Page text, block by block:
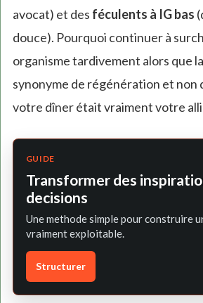
avocat) et des féculents à IG bas
douce). Pourquoi continuer à
organisme tardivement alors que
synonyme de régénération et non
votre dîner était vraiment votre
GUIDE
Transformer des
decisions
Une methode simple pour construire
vraiment exploitable.
Structurer